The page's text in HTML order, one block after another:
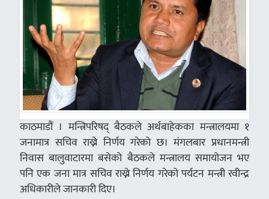
काठमाडौं । मन्त्रिपरिषद् बैठकले अर्थबाहेकका मन्त्रालयमा १
जनामात्र सचिव राख्ने निर्णय गरेको छ। मंगलबार प्रधानमन्त्री
निवास बालुवाटारमा बसेको बैठकले मन्त्रालय समायोजन भए
पनि एक जना मात्र सचिव राख्ने निर्णय गरेको पर्यटन मन्त्री रवीन्द्र
अधिकारीले जानकारी दिए।